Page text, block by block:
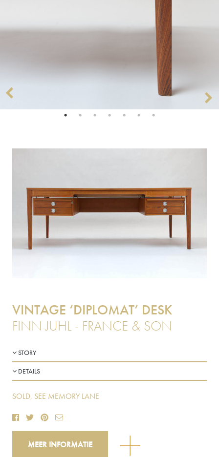
VINTAGE ‘DIPLOMAT’ DESK
FINN JUHL - FRANCE & SON
STORY
DETAILS
SOLD, SEE MEMORY LANE
MEER INFORMATIE